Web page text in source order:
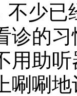
不少已
诊的
用助
唰唰